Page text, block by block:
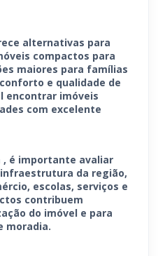
alternativas para
compactos para
maiores para famílias
e qualidade de
encontrar imóveis
com excelente
, é importante avaliar
da região,
escolas, serviços e
contribuem
do imóvel e para
moradia.